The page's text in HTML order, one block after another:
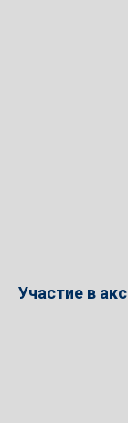
Участие в